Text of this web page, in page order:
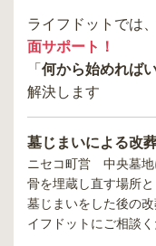
ライフドットでは、
面サポート！
「 何から始めれば
解決します
墓じまいによる改
ニセコ町営 中央墓地
骨を埋蔵し直す場所
墓じまいをした後の
イフドットにご相談く